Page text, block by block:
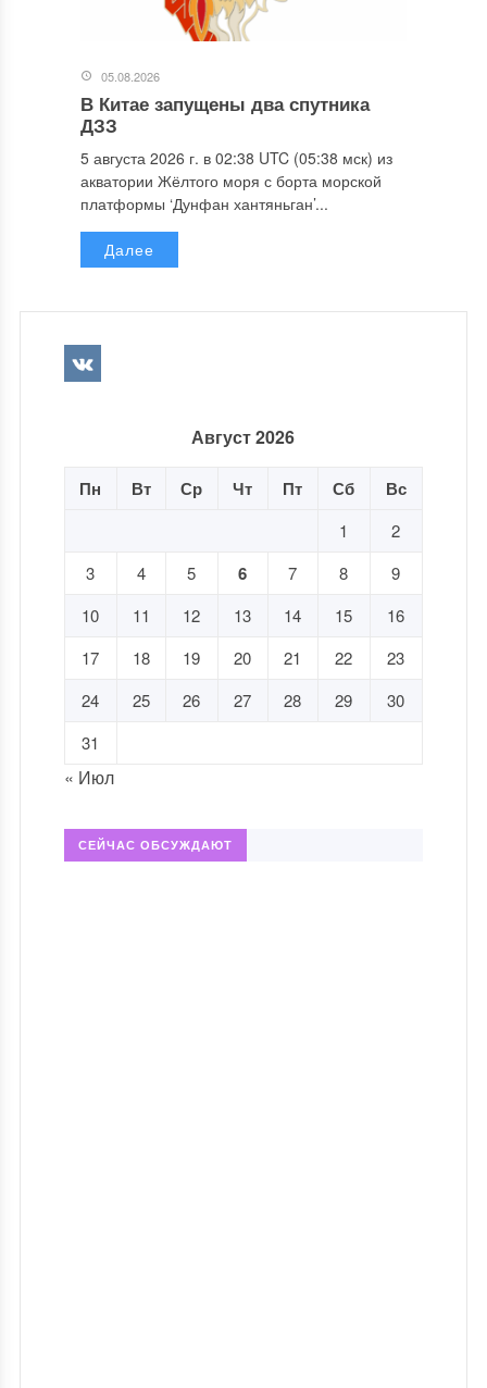
05.08.2026
В Китае запущены два спутника
ДЗЗ
5 августа 2026 г. в 02:38 UTC (05:38 мск) из
акватории Жёлтого моря с борта морской
платформы ‘Дунфан хантяньган’...
Далее
Август 2026
Пн Вт Ср Чт Пт Сб Вс
1
2
3
4 5 6 7 8
9
10
11 12 13 14 15
16
17
18 19 20 21 22
23
24
25 26 27 28 29
30
31
« Июл
СЕЙЧАС ОБСУЖДАЮТ